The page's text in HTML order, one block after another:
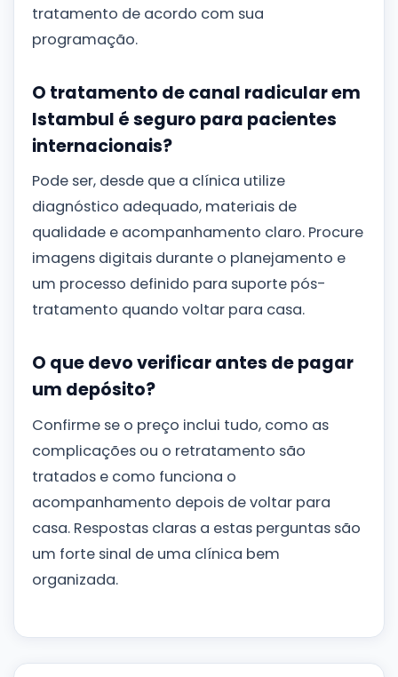
tratamento de acordo com sua
programação.
O tratamento de canal radicular em
Istambul é seguro para pacientes
internacionais?
Pode ser, desde que a clínica utilize
diagnóstico adequado, materiais de
qualidade e acompanhamento claro. Procure
imagens digitais durante o planejamento e
um processo definido para suporte pós-
tratamento quando voltar para casa.
O que devo verificar antes de pagar
um depósito?
Confirme se o preço inclui tudo, como as
complicações ou o retratamento são
tratados e como funciona o
acompanhamento depois de voltar para
casa. Respostas claras a estas perguntas são
um forte sinal de uma clínica bem
organizada.